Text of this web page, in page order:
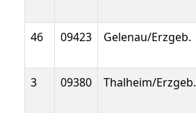
46 09423 Gelenau/Erzgeb.
3 09380 Thalheim/Erzgeb.